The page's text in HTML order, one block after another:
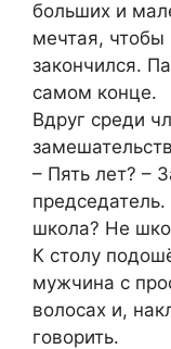
больших и
мечтая, чтобы
закончился.
самом конце.
Вдруг среди
– Пять лет? –
школа? Не
К столу
мужчина с
волосах и,
говорить.